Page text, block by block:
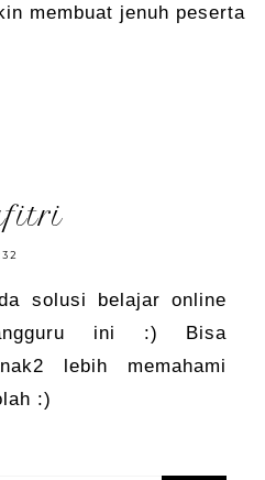
membuat jenuh peserta
solusi belajar online
ini :) Bisa
lebih memahami
:)